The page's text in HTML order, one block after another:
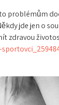
problémům
jde jen o
zdravou